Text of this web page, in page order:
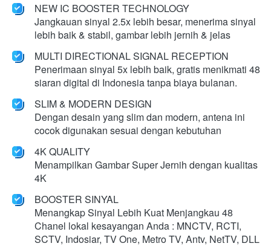
NEW IC BOOSTER TECHNOLOGY
Jangkauan sinyal 2.5x lebih besar, menerima sinyal
lebih baik & stabil, gambar lebih jernih & jelas
MULTI DIRECTIONAL SIGNAL RECEPTION
Penerimaan sinyal 5x lebih baik, gratis menikmati 48
siaran digital di Indonesia tanpa biaya bulanan.
SLIM & MODERN DESIGN
Dengan desain yang slim dan modern, antena ini
cocok digunakan sesuai dengan kebutuhan
4K QUALITY
Menampilkan Gambar Super Jernih dengan kualitas
4K
BOOSTER SINYAL
Menangkap Sinyal Lebih Kuat Menjangkau 48
Chanel lokal kesayangan Anda : MNCTV, RCTI,
SCTV, Indosiar, TV One, Metro TV, Antv, NetTV, DLL